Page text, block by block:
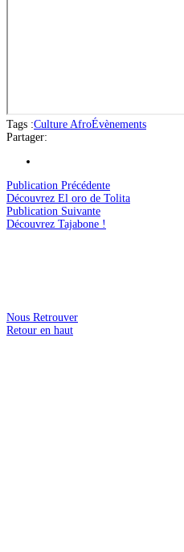
Tags :Culture AfroÉvènements
Partager:
Publication Précédente
Découvrez El oro de Tolita
Publication Suivante
Découvrez Tajabone !
Nous Retrouver
Retour en haut